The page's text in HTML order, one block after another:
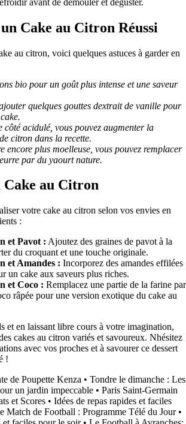
Cake au Citron Réussi
au citron, voici quelques astuces à garder en
bio pour un goût plus intense et une saveur
quelques gouttes dextrait de vanille pour
côté acidulé, vous pouvez augmenter la
citron dans la recette.
encore plus moelleuse, vous pouvez remplacer
par du yaourt nature.
au Citron
votre cake au citron selon vos envies en
:
et Pavot : Ajoutez des graines de pavot à la
du croquant et une touche originale.
et Amandes : Incorporez des amandes effilées
un cake aux saveurs plus riches.
et Coco : Remplacez une partie de la farine par
râpée pour une version exotique du cake au
et en laissant libre cours à votre imagination,
cakes au citron variés et savoureux. Nhésitez
avec vos proches et à savourer ce dessert
!
de Poupette Kenza • Tondre le dimanche : Les
un jardin impeccable • Paris Saint-Germain
et Scores • Idées de repas rapides et faciles
Match de Football : Programme Télé du Jour•